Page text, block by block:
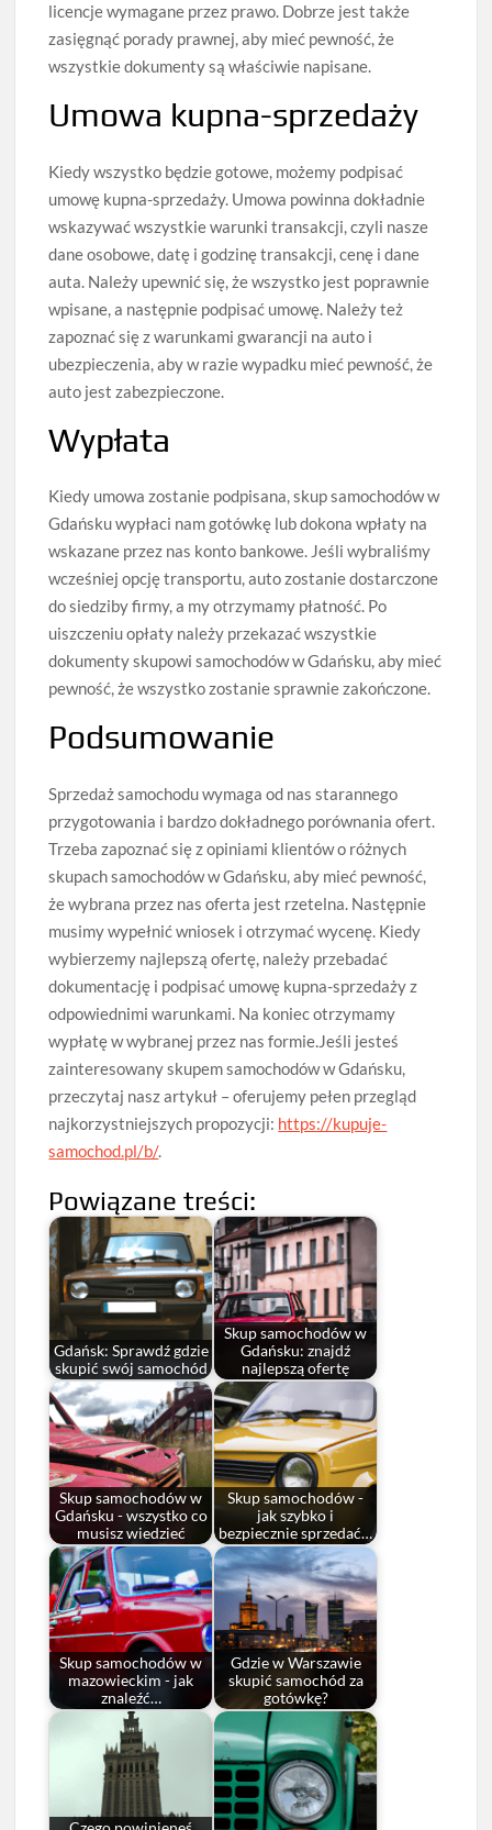
licencje wymagane przez prawo. Dobrze jest także
zasięgnąć porady prawnej, aby mieć pewność, że
wszystkie dokumenty są właściwie napisane.
Umowa kupna-sprzedaży
Kiedy wszystko będzie gotowe, możemy podpisać
umowę kupna-sprzedaży. Umowa powinna dokładnie
wskazywać wszystkie warunki transakcji, czyli nasze
dane osobowe, datę i godzinę transakcji, cenę i dane
auta. Należy upewnić się, że wszystko jest poprawnie
wpisane, a następnie podpisać umowę. Należy też
zapoznać się z warunkami gwarancji na auto i
ubezpieczenia, aby w razie wypadku mieć pewność, że
auto jest zabezpieczone.
Wypłata
Kiedy umowa zostanie podpisana, skup samochodów w
Gdańsku wypłaci nam gotówkę lub dokona wpłaty na
wskazane przez nas konto bankowe. Jeśli wybraliśmy
wcześniej opcję transportu, auto zostanie dostarczone
do siedziby firmy, a my otrzymamy płatność. Po
uiszczeniu opłaty należy przekazać wszystkie
dokumenty skupowi samochodów w Gdańsku, aby mieć
pewność, że wszystko zostanie sprawnie zakończone.
Podsumowanie
Sprzedaż samochodu wymaga od nas starannego
przygotowania i bardzo dokładnego porównania ofert.
Trzeba zapoznać się z opiniami klientów o różnych
skupach samochodów w Gdańsku, aby mieć pewność,
że wybrana przez nas oferta jest rzetelna. Następnie
musimy wypełnić wniosek i otrzymać wycenę. Kiedy
wybierzemy najlepszą ofertę, należy przebadać
dokumentację i podpisać umowę kupna-sprzedaży z
odpowiednimi warunkami. Na koniec otrzymamy
wypłatę w wybranej przez nas formie.Jeśli jesteś
zainteresowany skupem samochodów w Gdańsku,
przeczytaj nasz artykuł – oferujemy pełen przegląd
najkorzystniejszych propozycji: https://kupuje-
samochod.pl/b/.
Powiązane treści:
Gdańsk: Sprawdź gdzie
skupić swój samochód
Skup samochodów w
Gdańsku: znajdź
najlepszą ofertę
Skup samochodów w
Gdańsku - wszystko co
musisz wiedzieć
Skup samochodów -
jak szybko i
bezpiecznie sprzedać…
Skup samochodów w
mazowieckim - jak
znaleźć…
Gdzie w Warszawie
skupić samochód za
gotówkę?